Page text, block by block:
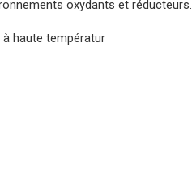
oxydants et réducteurs.
haute températur